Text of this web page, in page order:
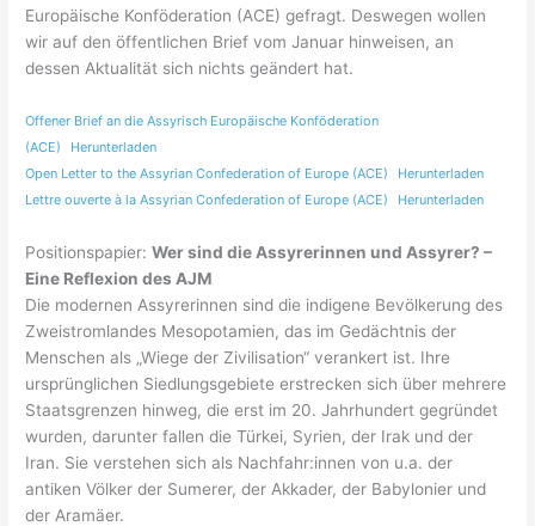
Europäische Konföderation (ACE) gefragt. Deswegen wollen
wir auf den öffentlichen Brief vom Januar hinweisen, an
dessen Aktualität sich nichts geändert hat.
Offener Brief an die Assyrisch Europäische Konföderation
(ACE)
Herunterladen
Open Letter to the Assyrian Confederation of Europe (ACE)
Herunterladen
Lettre ouverte à la Assyrian Confederation of Europe (ACE)
Herunterladen
Positionspapier:Wer sind die Assyrerinnen und Assyrer? –
Eine Reflexion des AJM
Die modernen Assyrerinnen sind die indigene Bevölkerung des
Zweistromlandes Mesopotamien, das im Gedächtnis der
Menschen als „Wiege der Zivilisation“ verankert ist. Ihre
ursprünglichen Siedlungsgebiete erstrecken sich über mehrere
Staatsgrenzen hinweg, die erst im 20. Jahrhundert gegründet
wurden, darunter fallen die Türkei, Syrien, der Irak und der
Iran. Sie verstehen sich als Nachfahr:innen von u.a. der
antiken Völker der Sumerer, der Akkader, der Babylonier und
der Aramäer.